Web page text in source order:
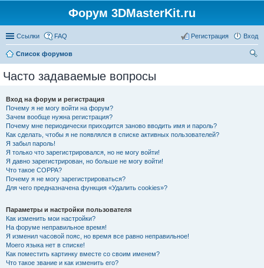
Форум 3DMasterKit.ru
Ссылки FAQ Вход
Регистрация
Список форумов
Часто задаваемые вопросы
Вход на форум и регистрация
Почему я не могу войти на форум?
Зачем вообще нужна регистрация?
Почему мне периодически приходится заново вводить имя и пароль?
Как сделать, чтобы я не появлялся в списке активных пользователей?
Я забыл пароль!
Я только что зарегистрировался, но не могу войти!
Я давно зарегистрирован, но больше не могу войти!
Что такое COPPA?
Почему я не могу зарегистрироваться?
Для чего предназначена функция «Удалить cookies»?
Параметры и настройки пользователя
Как изменить мои настройки?
На форуме неправильное время!
Я изменил часовой пояс, но время все равно неправильное!
Моего языка нет в списке!
Как поместить картинку вместе со своим именем?
Что такое звание и как изменить его?